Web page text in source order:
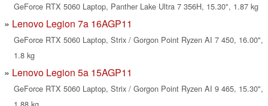
GeForce RTX 5060 Laptop, Panther Lake Ultra 7 356H, 15.30", 1.87 kg
Lenovo Legion 7a 16AGP11
GeForce RTX 5060 Laptop, Strix / Gorgon Point Ryzen AI 7 450, 16.00",
1.8 kg
Lenovo Legion 5a 15AGP11
GeForce RTX 5060 Laptop, Strix / Gorgon Point Ryzen AI 9 465, 15.30",